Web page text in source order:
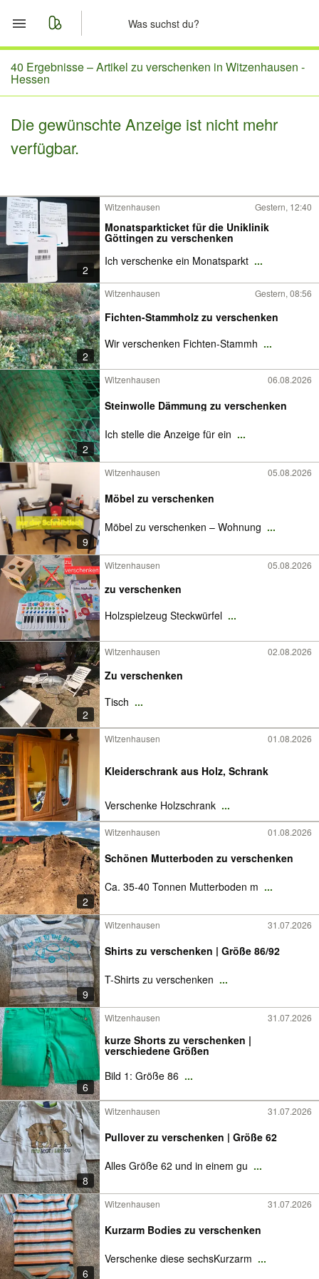
Start
Merkliste
Nachrichten
40 Ergebnisse –Artikel zu verschenken in Witzenhausen -
Hessen
Die gewünschte Anzeige ist nicht mehr
verfügbar.
2
Witzenhausen Gestern, 12:40
Monatsparkticket für die Uniklinik
Göttingen zu verschenken
Ich verschenke ein Monatsparkt ...
2
Witzenhausen Gestern, 08:56
Fichten-Stammholz zu verschenken
Wir verschenken Fichten-Stammh ...
2
Witzenhausen 06.08.2026
Steinwolle Dämmung zu verschenken
Ich stelle die Anzeige für ein ...
9
Witzenhausen 05.08.2026
Möbel zu verschenken
Möbel zu verschenken – Wohnung ...
Witzenhausen 05.08.2026
zu verschenken
Holzspielzeug Steckwürfel ...
2
Witzenhausen 02.08.2026
Zu verschenken
Tisch ...
Witzenhausen 01.08.2026
Kleiderschrank aus Holz, Schrank
Verschenke Holzschrank ...
2
Witzenhausen 01.08.2026
Schönen Mutterboden zu verschenken
Ca. 35-40 Tonnen Mutterboden m ...
9
Witzenhausen 31.07.2026
Shirts zu verschenken | Größe 86/92
T-Shirts zu verschenken ...
6
Witzenhausen 31.07.2026
kurze Shorts zu verschenken |
verschiedene Größen
Bild 1: Größe 86 ...
8
Witzenhausen 31.07.2026
Pullover zu verschenken | Größe 62
Alles Größe 62 und in einem gu ...
6
Witzenhausen 31.07.2026
Kurzarm Bodies zu verschenken
Verschenke diese sechsKurzarm ...